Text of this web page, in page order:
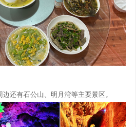
还有石公山、明月湾等主要景区。